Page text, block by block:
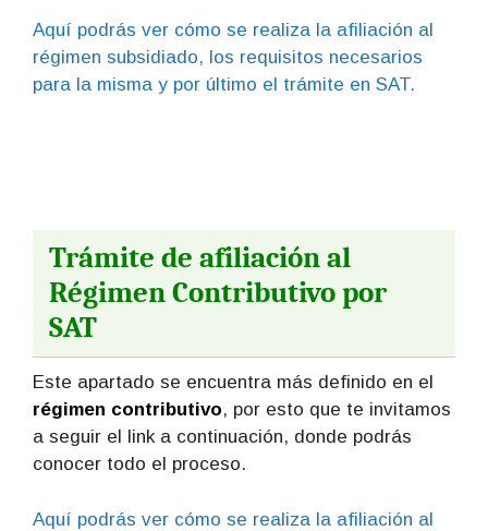
Aquí podrás ver cómo se realiza la afiliación al
régimen subsidiado, los requisitos necesarios
para la misma y por último el trámite en SAT.
Trámite de afiliación al
Régimen Contributivo por
SAT
Este apartado se encuentra más definido en el
régimen contributivo, por esto que te invitamos
a seguir el link a continuación, donde podrás
conocer todo el proceso.
Aquí podrás ver cómo se realiza la afiliación al